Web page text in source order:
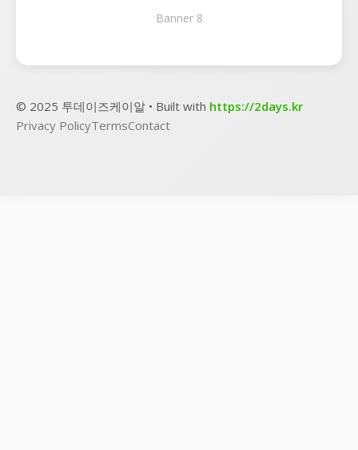
Banner 8
© 2025 투데이즈케이알 • Built with https://2days.kr
Privacy PolicyTermsContact